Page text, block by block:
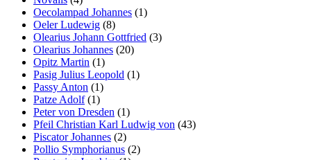
Oecolampad Johannes (1)
Oeler Ludewig (8)
Olearius Johann Gottfried (3)
Olearius Johannes (20)
Opitz Martin (1)
Pasig Julius Leopold (1)
Passy Anton (1)
Patze Adolf(1)
Peter von Dresden (1)
Pfeil Christian Karl Ludwig von (43)
Piscator Johannes (2)
Pollio Symphorianus (2)